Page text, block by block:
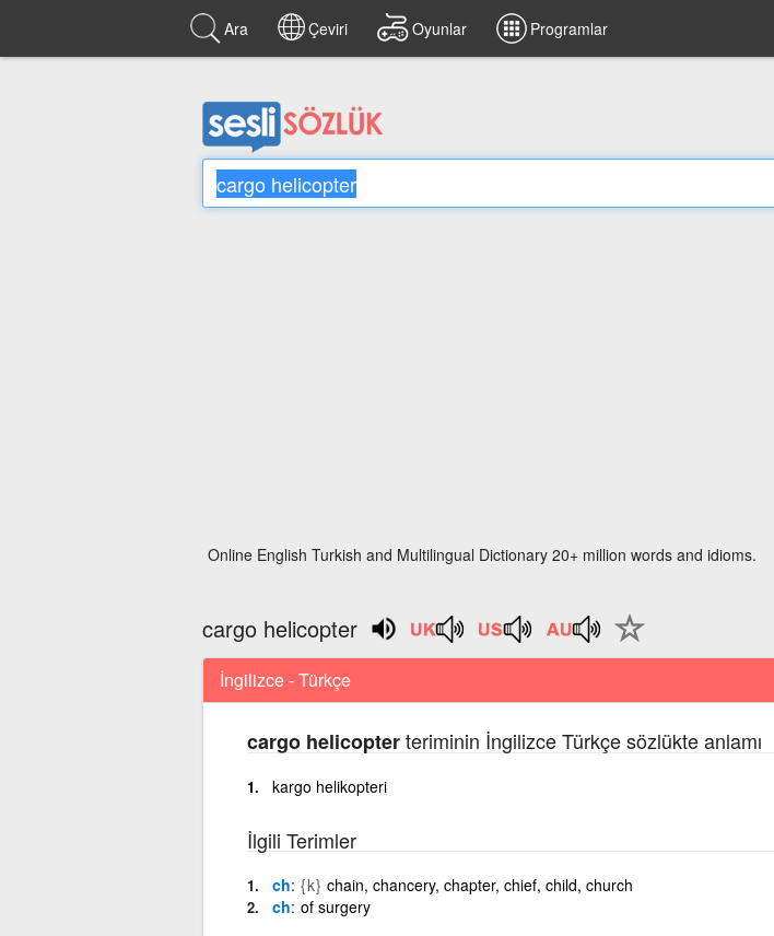
Ara Çeviri Oyunlar Programlar
Online English Turkish and Multilingual Dictionary 20+ million words and idioms.
cargo helicopter
İngilizce - Türkçe
cargo helicopterteriminin İngilizce Türkçe sözlükte anlamı
kargo helikopteri
İlgili Terimler
ch {k} chain, chancery, chapter, chief, child, church
ch of surgery